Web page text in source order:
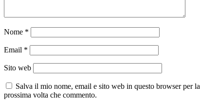
Nome *
Email *
Sito web
Salva il mio nome, email e sito web in questo browser per la
prossima volta che commento.